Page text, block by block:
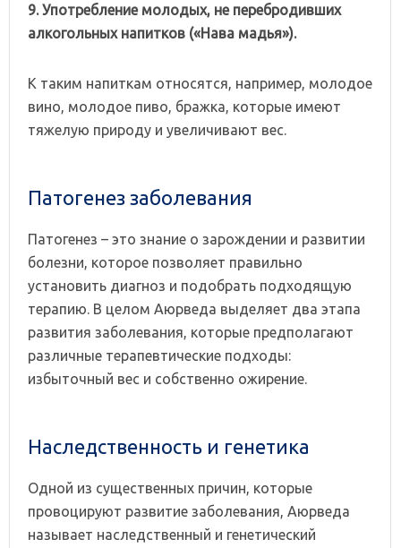
9. Употребление молодых, не перебродивших
алкогольных напитков («Нава мадья»).
К таким напиткам относятся, например, молодое
вино, молодое пиво, бражка, которые имеют
тяжелую природу и увеличивают вес.
Патогенез заболевания
Патогенез – это знание о зарождении и развитии
болезни, которое позволяет правильно
установить диагноз и подобрать подходящую
терапию. В целом Аюрведа выделяет два этапа
развития заболевания, которые предполагают
различные терапевтические подходы:
избыточный вес и собственно ожирение.
Наследственность и генетика
Одной из существенных причин, которые
провоцируют развитие заболевания, Аюрведа
называет наследственный и генетический